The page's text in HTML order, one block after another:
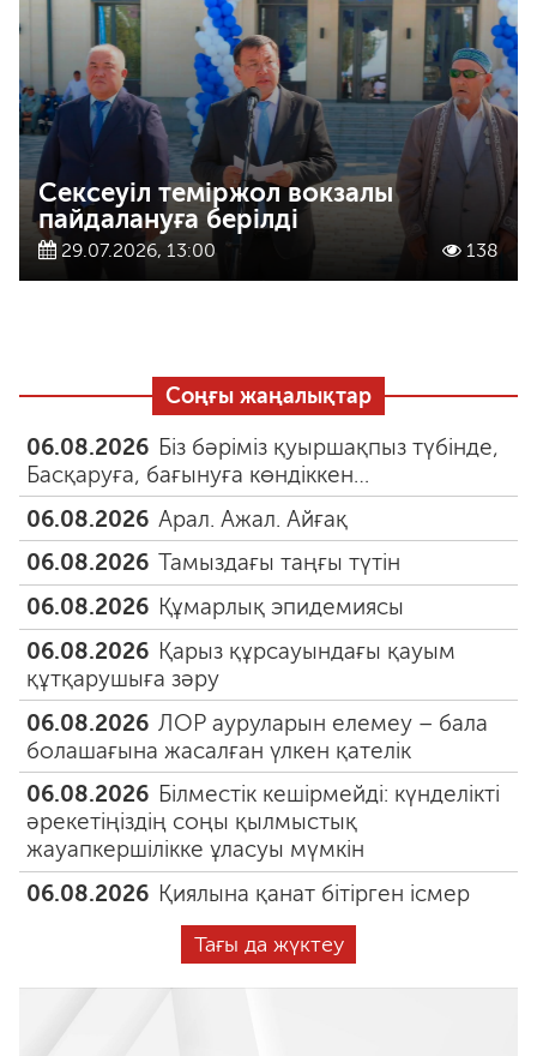
Сексеуіл теміржол вокзалы
пайдалануға берілді
29.07.2026, 13:00 138
Соңғы жаңалықтар
06.08.2026 Біз бәріміз қуыршақпыз түбінде,
Басқаруға, бағынуға көндіккен…
06.08.2026 Арал. Ажал. Айғақ
06.08.2026 Тамыздағы таңғы түтін
06.08.2026 Құмарлық эпидемиясы
06.08.2026 Қарыз құрсауындағы қауым
құтқарушыға зәру
06.08.2026 ЛОР ауруларын елемеу – бала
болашағына жасалған үлкен қателік
06.08.2026 Білместік кешірмейді: күнделікті
әрекетіңіздің соңы қылмыстық
жауапкершілікке ұласуы мүмкін
06.08.2026 Қиялына қанат бітірген ісмер
Тағы да жүктеу